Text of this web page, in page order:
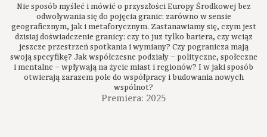
Nie sposób myśleć i mówić o przyszłości Europy Środkowej bez
odwoływania się do pojęcia granic: zarówno w sensie
geograficznym, jak i metaforycznym. Zastanawiamy się, czym jest
dzisiaj doświadczenie granicy: czy to już tylko bariera, czy wciąż
jeszcze przestrzeń spotkania i wymiany? Czy pogranicza mają
swoją specyfikę? Jak współczesne podziały – polityczne, społeczne
i mentalne – wpływają na życie miast i regionów? I w jaki sposób
otwierają zarazem pole do współpracy i budowania nowych
wspólnot?
Premiera: 2025